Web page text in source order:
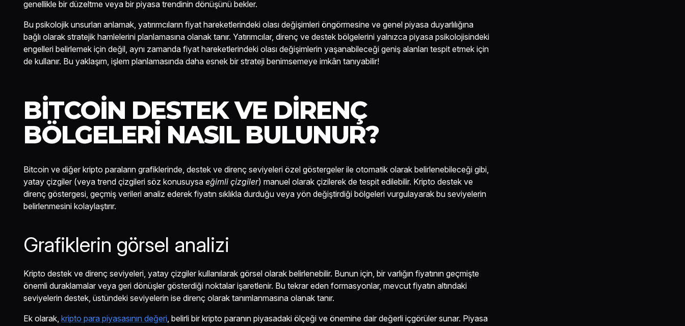
genellikle bir düzeltme veya bir piyasa trendinin dönüşünü bekler.
Bu psikolojik unsurları anlamak, yatırımcıların fiyat hareketlerindeki olası değişimleri öngörmesine ve genel piyasa duyarlılığına
bağlı olarak stratejik hamlelerini planlamasına olanak tanır. Yatırımcılar, direnç ve destek bölgelerini yalnızca piyasa psikolojisindeki
engelleri belirlemek için değil, aynı zamanda fiyat hareketlerindeki olası değişimlerin yaşanabileceği geniş alanları tespit etmek için
de kullanır. Bu yaklaşım, işlem planlamasında daha esnek bir strateji benimsemeye imkân tanıyabilir!
BITCOIN DESTEK VE DIRENÇ
BÖLGELERI NASIL BULUNUR?
Bitcoin ve diğer kripto paraların grafiklerinde, destek ve direnç seviyeleri özel göstergeler ile otomatik olarak belirlenebileceği gibi,
yatay çizgiler (veya trend çizgileri söz konusuysa eğimli çizgiler) manuel olarak çizilerek de tespit edilebilir. Kripto destek ve
direnç göstergesi, geçmiş verileri analiz ederek fiyatın sıklıkla durduğu veya yön değiştirdiği bölgeleri vurgulayarak bu seviyelerin
belirlenmesini kolaylaştırır.
Grafiklerin görsel analizi
Kripto destek ve direnç seviyeleri, yatay çizgiler kullanılarak görsel olarak belirlenebilir. Bunun için, bir varlığın fiyatının geçmişte
önemli duraklamalar veya geri dönüşler gösterdiği noktalar işaretlenir. Bu tekrar eden formasyonlar, mevcut fiyatın altındaki
seviyelerin destek, üstündeki seviyelerin ise direnç olarak tanımlanmasına olanak tanır.
Ek olarak, kripto para piyasasının değeri, belirli bir kripto paranın piyasadaki ölçeği ve önemine dair değerli içgörüler sunar. Piyasa